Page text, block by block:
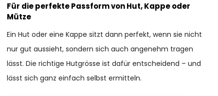
Für die perfekte Passform von Hut, Kappe oder
Mütze
Ein Hut oder eine Kappe sitzt dann perfekt, wenn sie nicht
nur gut aussieht, sondern sich auch angenehm tragen
lässt. Die richtige Hutgrösse ist dafür entscheidend – und
lässt sich ganz einfach selbst ermitteln.